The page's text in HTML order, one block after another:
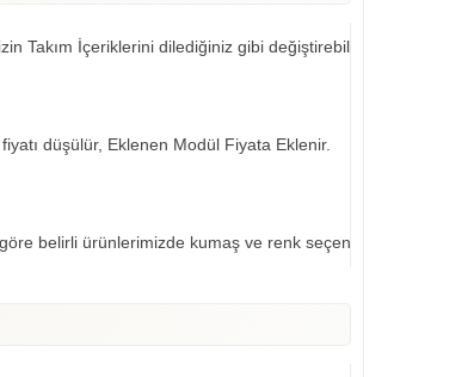
Takım İçeriklerini dilediğiniz gibi değiştirebilirsiniz..
fiyatı düşülür, Eklenen Modül Fiyata Eklenir.
belirli ürünlerimizde kumaş ve renk seçeneklerimiz